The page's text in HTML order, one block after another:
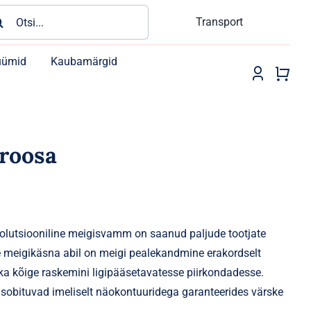
Transport
Kaubamärgid
meigisvamm on saanud paljude tootjate
abil on meigi pealekandmine erakordselt
kõige raskemini ligipääsetavatesse piirkondadesse.
imeliselt näokontuuridega garanteerides värske